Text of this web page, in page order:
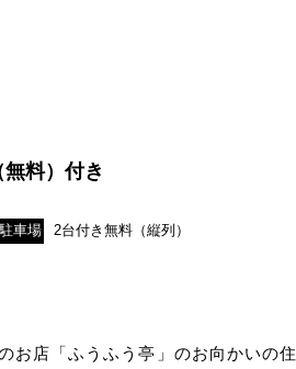
料）付き
駐車場 2台付き無料（縦列）
お店「ふうふう亭」のお向かいの住